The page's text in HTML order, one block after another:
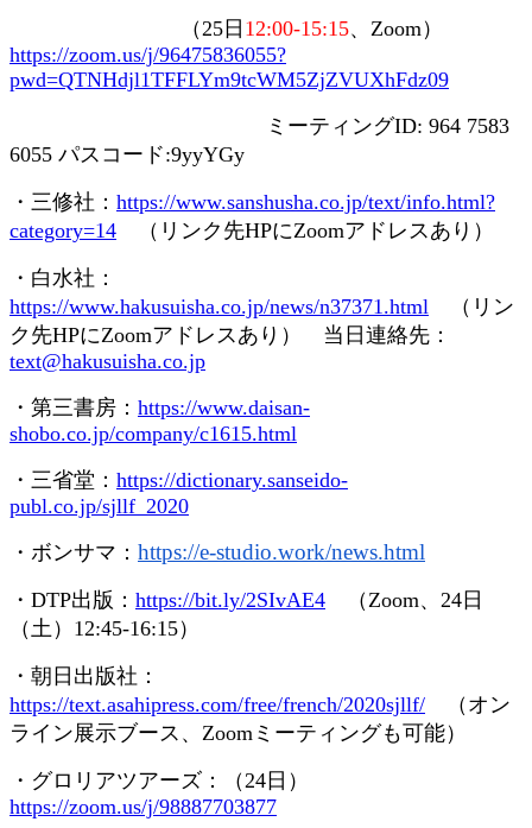
（25 日 12:00-15:15、 Zoom）
https://zoom.us/j/96475836055?
pwd=QTNHdjl1TFFLYm9tcWM5ZjZVUXhFdz09
ミーティングID: 964 7583
6055 パスコード:9yyYGy
・三修社： https://www.sanshusha.co.jp/text/info.html?
category=14 （リンク先HPにZoomアドレスあり）
・白水社：
https://www.hakusuisha.co.jp/news/n37371.html （リン
ク先HPにZoomアドレスあり） 当日連絡先：
text@hakusuisha.co.jp
・第三書房： https://www.daisan-
shobo.co.jp/company/c1615.html
・三省堂： https://dictionary.sanseido-
publ.co.jp/sjllf_2020
・ボンサマ： https://e-studio.work/news.html
・ DTP出版： https://bit.ly/2SIvAE4 （Zoom、 24 日
（土） 12:45-16:15）
・朝日出版社：
https://text.asahipress.com/free/french/2020sjllf/ （オン
ライン展示ブース、 Zoom ミーティングも可能）
・グロリアツアーズ：（24 日）
https://zoom.us/j/98887703877